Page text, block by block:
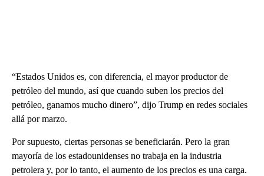
“Estados Unidos es, con diferencia, el mayor productor de
petróleo del mundo, así que cuando suben los precios del
petróleo, ganamos mucho dinero”, dijo Trump en redes sociales
allá por marzo.
Por supuesto, ciertas personas se beneficiarán. Pero la gran
mayoría de los estadounidenses no trabaja en la industria
petrolera y, por lo tanto, el aumento de los precios es una carga.